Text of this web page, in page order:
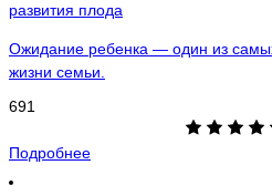
развития плода
Ожидание ребенка — один из
жизни семьи.
691
Подробнее